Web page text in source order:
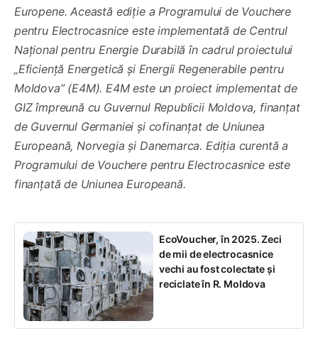
Europene. Această ediție a Programului de Vouchere
pentru Electrocasnice este implementată de Centrul
Național pentru Energie Durabilă în cadrul proiectului
„Eficiență Energetică și Energii Regenerabile pentru
Moldova” (E4M). E4M este un proiect implementat de
GIZ împreună cu Guvernul Republicii Moldova, finanțat
de Guvernul Germaniei și cofinanțat de Uniunea
Europeană, Norvegia și Danemarca. Ediția curentă a
Programului de Vouchere pentru Electrocasnice este
finanțată de Uniunea Europeană.
EcoVoucher, în 2025. Zeci
de mii de electrocasnice
vechi au fost colectate și
reciclate în R. Moldova